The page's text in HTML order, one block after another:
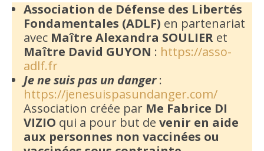
Association de Défense des Libertés
Fondamentales (ADLF) en partenariat
avec Maître Alexandra SOULIER et
Maître David GUYON : https://asso-
adlf.fr
Je ne suis pas un danger:
https://jenesuispasundanger.com/
Association créée par Me Fabrice DI
VIZIO qui a pour but de venir en aide
aux personnes non vaccinées ou